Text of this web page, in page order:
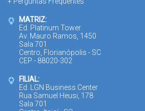
MATRIZ:
Ed. Platinum Tower
Av. Mauro Ramos, 1450
Sala 701
Centro, Florianópolis - SC
CEP - 88020-302
FILIAL:
Ed. LGN Business Center
Rua Samuel Heusi, 178
Sala 701